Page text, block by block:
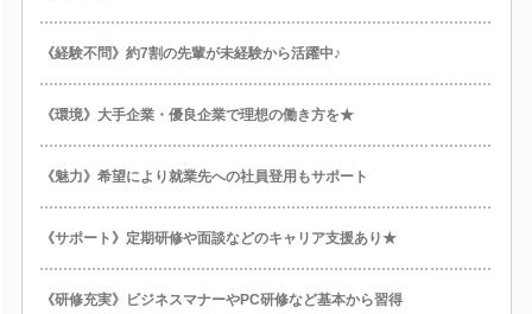
《経験不問》約7割の先輩が未経験から活躍中♪
《環境》大手企業・優良企業で理想の働き方を★
《魅力》希望により就業先への社員登用もサポート
《サポート》定期研修や面談などのキャリア支援あり★
《研修充実》ビジネスマナーやPC研修など基本から習得